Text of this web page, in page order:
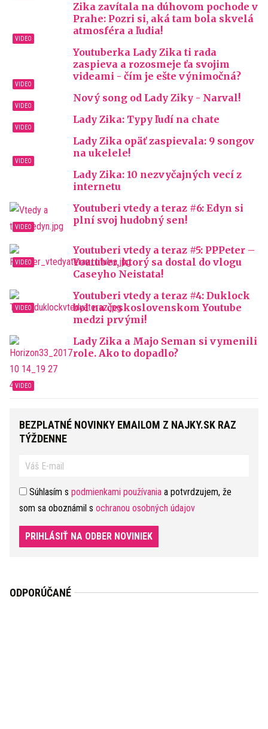
Zika zavítala na dúhovom pochode v
Prahe: Pozri si, aká tam bola skvelá
atmosféra a ľudia!
Youtuberka Lady Zika ti rada
zaspieva a rozosmeje ťa svojim
videami - čím je ešte výnimočná?
Nový song od Lady Ziky - Narval!
Lady Zika: Typy ľudí na chate
Lady Zika opäť zaspievala: 9 songov
na ukelele!
Lady Zika: 10 nezvyčajných vecí z
internetu
Youtuberi vtedy a teraz #6: Edyn si
plní svoj hudobný sen!
Youtuberi vtedy a teraz #5: PPPeter –
Youtuber, ktorý sa dostal do vlogu
Caseyho Neistata!
Youtuberi vtedy a teraz #4: Duklock
bol na československom Youtube
medzi prvými!
Lady Zika a Majo Seman si vymenili
role. Ako to dopadlo?
BEZPLATNÉ NOVINKY EMAILOM Z NAJKY.SK RAZ
TÝŽDENNE
Súhlasím s podmienkami používania a potvrdzujem, že
som sa oboznámil s ochranou osobných údajov
PRIHLÁSIŤ NA ODBER NOVINIEK
ODPORÚČANÉ